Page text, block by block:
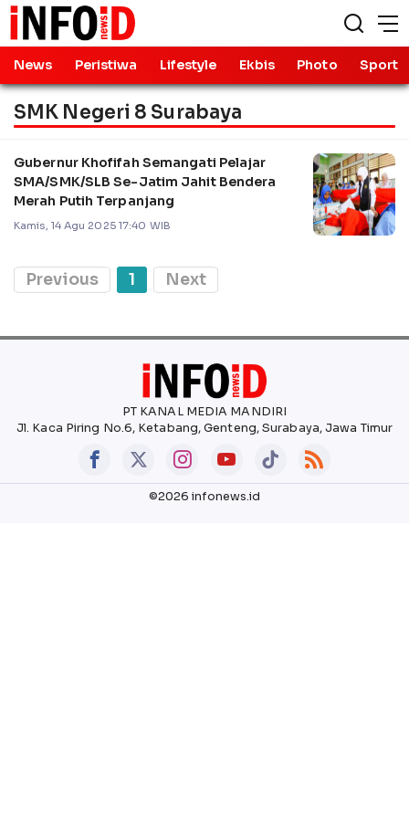
News Peristiwa Lifestyle Ekbis Photo Sport
SMK Negeri 8 Surabaya
Gubernur Khofifah Semangati Pelajar
SMA/SMK/SLB Se-Jatim Jahit Bendera
Merah Putih Terpanjang
Kamis, 14 Agu 2025 17:40 WIB
Previous 1 Next
PT KANAL MEDIA MANDIRI
Jl. Kaca Piring No.6, Ketabang, Genteng, Surabaya, Jawa Timur
©2026 infonews.id